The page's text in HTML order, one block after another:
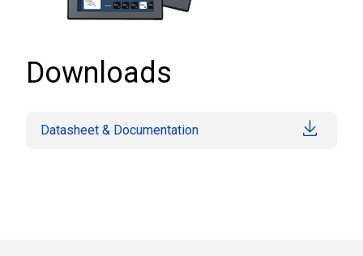
Downloads
Datasheet & Documentation